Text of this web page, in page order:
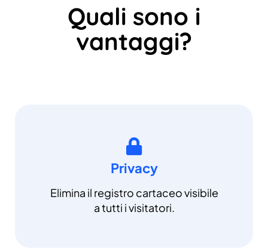
Quali sono i
vantaggi?
Privacy
Elimina il registro cartaceo visibile
a tutti i visitatori.